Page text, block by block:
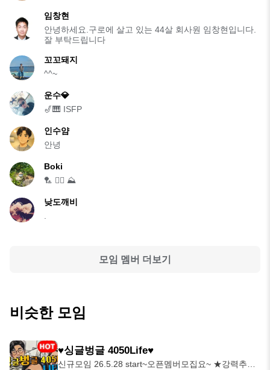
임창현
안녕하세요.구로에 살고 있는 44살 회사원 임창현입니다.
잘 부탁드립니다
꼬꼬돼지
^^~
운수💎
🎷🎹 ISFP
인수얌
안녕
Boki
🏸 🏊‍♀️ ⛰️
낮도깨비
.
모임 멤버 더보기
비슷한 모임
♥싱글벙글 4050Life♥
신규모임 26.5.28 start~오픈멤버모집요~ ★강력추